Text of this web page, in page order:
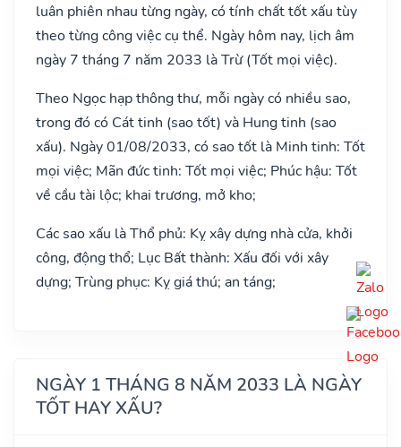
luân phiên nhau từng ngày, có tính chất tốt xấu tùy
theo từng công việc cụ thể. Ngày hôm nay, lịch âm
ngày 7 tháng 7 năm 2033 là Trừ (Tốt mọi việc).
Theo Ngọc hạp thông thư, mỗi ngày có nhiều sao,
trong đó có Cát tinh (sao tốt) và Hung tinh (sao
xấu). Ngày 01/08/2033, có sao tốt là Minh tinh: Tốt
mọi việc; Mãn đức tinh: Tốt mọi việc; Phúc hậu: Tốt
về cầu tài lộc; khai trương, mở kho;
Các sao xấu là Thổ phủ: Kỵ xây dựng nhà cửa, khởi
công, động thổ; Lục Bất thành: Xấu đối với xây
dựng; Trùng phục: Kỵ giá thú; an táng;
NGÀY 1 THÁNG 8 NĂM 2033 LÀ NGÀY
TỐT HAY XẤU?